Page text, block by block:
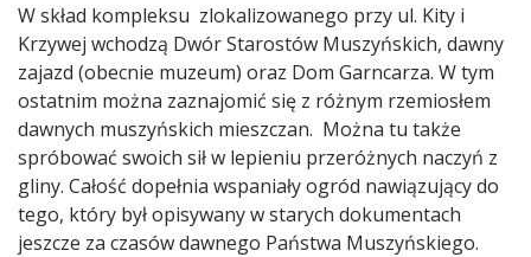
W skład kompleksu zlokalizowanego przy ul. Kity i
Krzywej wchodzą Dwór Starostów Muszyńskich, dawny
zajazd (obecnie muzeum) oraz Dom Garncarza. W tym
ostatnim można zaznajomić się z różnym rzemiosłem
dawnych muszyńskich mieszczan. Można tu także
spróbować swoich sił w lepieniu przeróżnych naczyń z
gliny. Całość dopełnia wspaniały ogród nawiązujący do
tego, który był opisywany w starych dokumentach
jeszcze za czasów dawnego Państwa Muszyńskiego.